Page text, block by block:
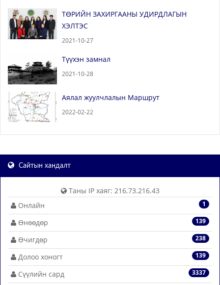
ТӨРИЙН ЗАХИРГААНЫ УДИРДЛАГЫН
ХЭЛТЭС
2021-10-27
Түүхэн замнал
2021-10-28
Аялал жуулчлалын Маршрут
2022-02-22
Сайтын хандалт
Таны IP хаяг: 216.73.216.43
1
Онлайн
139
Өнөөдөр
238
Өчигдөр
139
Долоо хоногт
3337
Сүүлийн сард